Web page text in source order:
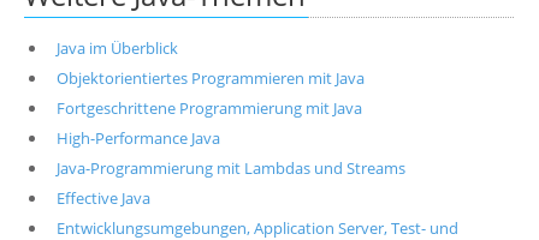
Java im Überblick
Objektorientiertes Programmieren mit Java
Fortgeschrittene Programmierung mit Java
High-Performance Java
Java-Programmierung mit Lambdas und Streams
Effective Java
Entwicklungsumgebungen, Application Server, Test- und